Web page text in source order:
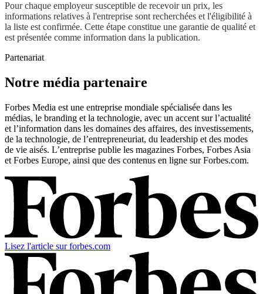
Pour chaque employeur susceptible de recevoir un prix, les
informations relatives à l'entreprise sont recherchées et l'éligibilité à
la liste est confirmée. Cette étape constitue une garantie de qualité et
est présentée comme information dans la publication.
Partenariat
Notre média partenaire
Forbes Media est une entreprise mondiale spécialisée dans les
médias, le branding et la technologie, avec un accent sur l’actualité
et l’information dans les domaines des affaires, des investissements,
de la technologie, de l’entrepreneuriat, du leadership et des modes
de vie aisés. L’entreprise publie les magazines Forbes, Forbes Asia
et Forbes Europe, ainsi que des contenus en ligne sur Forbes.com.
Lisez l'article sur forbes.com